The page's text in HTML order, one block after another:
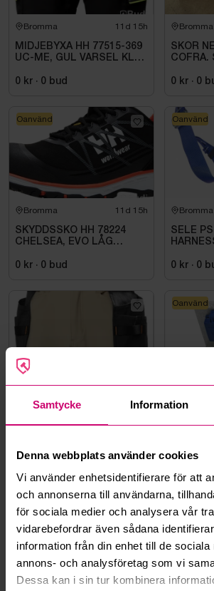
Samtycke Information
Denna webbplats använder cookies
Vi använder enhetsidentifierare för att
och annonserna till användarna,
för sociala medier och analysera vår
vidarebefordrar även sådana
information från din enhet till de sociala
annons- och analysföretag som vi
Dessa kan i sin tur kombinera
Bromma 11d 15h
MIDJEBYXA HH 77515-369
UC-ME, GUL VARSEL KL1.
0 kr · 0 bud
Bromma
SKOR
COFRA.
0 kr · 0
Bromma 11d 15h
SKYDDSSKO HH 78224
CHELSEA, EVO LÅG
40
0 kr · 0 bud
Oanvänd
Bromma
SELE
0 kr · 0
Oanvänd
SAND, KENSINGTON
0 kr
Oanvänd
Bromma 11d 15h Bromma